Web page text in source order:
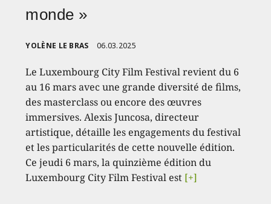
monde »
YOLÈNE LE BRAS 06.03.2025
Le Luxembourg City Film Festival revient du 6
au 16 mars avec une grande diversité de films,
des masterclass ou encore des œuvres
immersives. Alexis Juncosa, directeur
artistique, détaille les engagements du festival
et les particularités de cette nouvelle édition.
Ce jeudi 6 mars, la quinzième édition du
Luxembourg City Film Festival est [+]